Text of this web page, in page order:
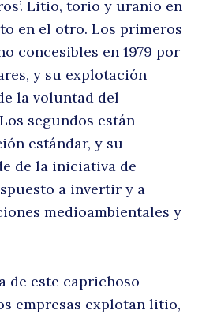
Litio, torio y uranio en
en el otro. Los primeros
concesibles en 1979 por
y su explotación
la voluntad del
segundos están
estándar, y su
de la iniciativa de
a invertir y a
medioambientales y
de este caprichoso
empresas explotan litio,